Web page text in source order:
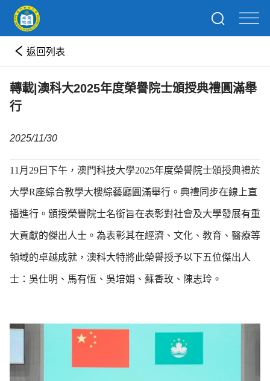
返回列表
轉載|澳科大2025年度榮譽院士頒授典禮圓滿舉
行
2025/11/30
11 月 29 日下午，澳門科技大學2025年度榮譽院士頒授典禮於
大學R座綜合教學大樓綜藝廳圓滿舉行。典禮同步在線上直
播進行。頒授榮譽院士名銜旨在表彰對社會及大學發展有重
大貢獻的傑出人士。為表彰其在經濟、文化、教育、醫療等
領域的卓越成就，澳科大特將此榮譽授予以下五位傑出人
士：吳仕明、馬有恆、吳培娟、蘇香玫、陳志玲。